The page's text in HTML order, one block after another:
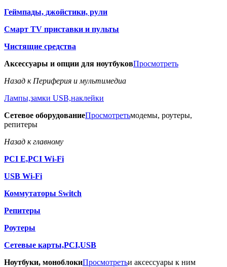
Геймпады, джойстики, рули
Смарт TV приставки и пульты
Чистящие средства
Аксессуары и опции для ноутбуковПросмотреть
Назад к Периферия и мультимедиа
Лампы,замки USB,наклейки
Сетевое оборудованиеПросмотретьмодемы, роутеры,
репитеры
Назад к главному
PCI E,PCI Wi-Fi
USB Wi-Fi
Коммутаторы Switch
Репитеры
Роутеры
Сетевые карты,PCI,USB
Ноутбуки, моноблокиПросмотретьи аксессуары к ним